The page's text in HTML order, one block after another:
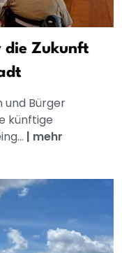
die Zukunft
und Bürger
künftige
| mehr